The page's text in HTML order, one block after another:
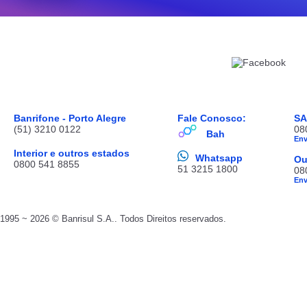
Banrifone - Porto Alegre
(51) 3210 0122
Interior e outros estados
0800 541 8855
Fale Conosco:
Bah
Whatsapp
51 3215 1800
1995 ~ 2026 © Banrisul S.A.. Todos Direitos reservados.